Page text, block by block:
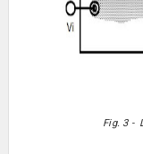
Fig. 3 -